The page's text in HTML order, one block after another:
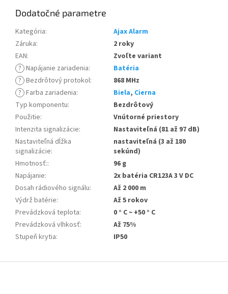
Dodatočné parametre
Kategória:
Ajax Alarm
Záruka:
2 roky
EAN:
Zvoľte variant
? Napájanie zariadenia:
Batéria
? Bezdrôtový protokol:
868 MHz
? Farba zariadenia: Biela, Cierna
Typ komponentu:
Bezdrôtový
Použitie:
Vnútorné priestory
Intenzita signalizácie:
Nastaviteľná (81 až 97 dB)
Nastaviteľná dĺžka
signalizácie:
nastaviteľná (3 až 180
sekúnd)
Hmotnosť::
96 g
Napájanie:
2x batéria CR123A 3 V DC
Dosah rádiového signálu:
Až 2 000 m
Výdrž batérie:
Až 5 rokov
Prevádzková teplota:
0 ° C ~ +50 ° C
Prevádzková vlhkosť:
Až 75%
Stupeň krytia: IP50